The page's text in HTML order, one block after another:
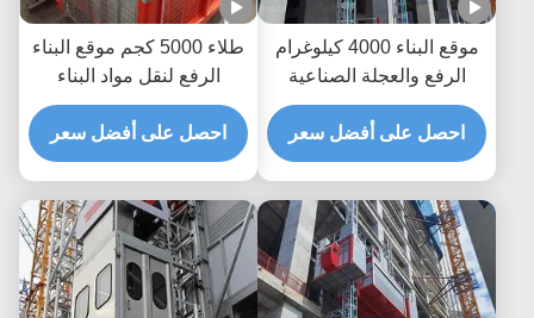
موقع البناء 4000 كيلوغرام
الرفع والعجلة الصناعية
المصادقة على الموافقة
احصل على أفضل سعر
طلاء 5000 كجم موقع البناء
الرفع لنقل مواد البناء
احصل على أفضل سعر